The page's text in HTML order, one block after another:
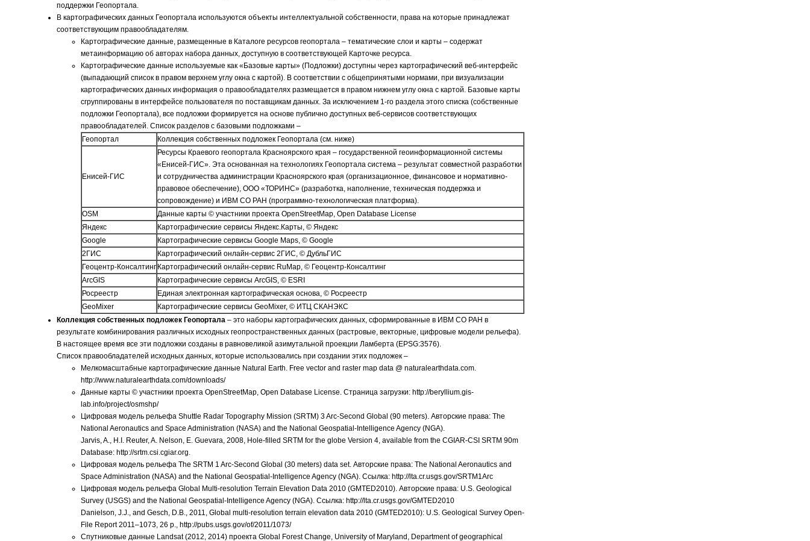
поддержки Геопортала.
В картографических данных Геопортала используются объекты интеллектуальной собственности, права на которые принадлежат
соответствующим правообладателям.
Картографические данные, размещенные в Каталоге ресурсов геопортала – тематические слои и карты – содержат
метаинформацию об авторах набора данных, доступную в соответствующей Карточке ресурса.
Картографические данные используемые как «Базовые карты» (Подложки) доступны через картографический веб-интерфейс
(выпадающий список в правом верхнем углу окна с картой). В соответствии с общепринятыми нормами, при визуализации
картографических данных информация о правообладателях размещается в правом нижнем углу окна с картой. Базовые карты
сгруппированы в интерфейсе пользователя по поставщикам данных. За исключением 1-го раздела этого списка (собственные
подложки Геопортала), все подложки формируется на основе публично доступных веб-сервисов соответствующих
правообладателей. Список разделов с базовыми подложками –
Геопортал
Коллекция собственных подложек Геопортала (см. ниже)
Енисей-ГИС
Ресурсы Краевого геопортала Красноярского края – государственной геоинформационной системы
«Енисей-ГИС». Эта основанная на технологиях Геопортала система – результат совместной разработки
и сотрудничества администрации Красноярского края (организационное, финансовое и нормативно-
правовое обеспечение), ООО «ТОРИНС» (разработка, наполнение, техническая поддержка и
сопровождение) и ИВМ СО РАН (программно-технологическая платформа).
OSM
Данные карты © участники проекта OpenStreetMap, Open Database License
Яндекс
Картографические сервисы Яндекс.Карты, © Яндекс
Google
Картографические сервисы Google Maps, © Google
2ГИС
Картографический онлайн-сервис 2ГИС, © ДубльГИС
Геоцентр-Консалтинг Картографический онлайн-сервис RuMap, © Геоцентр-Консалтинг
ArcGIS
Картографические сервисы ArcGIS, © ESRI
Росреестр
Единая электронная картографическая основа, © Росреестр
GeoMixer
Картографические сервисы GeoMixer, © ИТЦ СКАНЭКС
Коллекция собственных подложек Геопортала – это наборы картографических данных, сформированные в ИВМ СО РАН в
результате комбинирования различных исходных геопространственных данных (растровые, векторные, цифровые модели рельефа).
В настоящее время все эти подложки созданы в равновеликой азимутальной проекции Ламберта (EPSG:3576).
Список правообладателей исходных данных, которые использовались при создании этих подложек –
Мелкомасштабные картографические данные Natural Earth. Free vector and raster map data @ naturalearthdata.com.
http://www.naturalearthdata.com/downloads/
Данные карты © участники проекта OpenStreetMap, Open Database License. Страница загрузки: http://beryllium.gis-
lab.info/project/osmshp/
Цифровая модель рельефа Shuttle Radar Topography Mission (SRTM) 3 Arc-Second Global (90 meters). Авторские права: The
National Aeronautics and Space Administration (NASA) and the National Geospatial-Intelligence Agency (NGA).
Jarvis, A., H.I. Reuter, A. Nelson, E. Guevara, 2008, Hole-filled SRTM for the globe Version 4, available from the CGIAR-CSI SRTM 90m
Database: http://srtm.csi.cgiar.org.
Цифровая модель рельефа The SRTM 1 Arc-Second Global (30 meters) data set. Авторские права: The National Aeronautics and
Space Administration (NASA) and the National Geospatial-Intelligence Agency (NGA). Ссылка: http://lta.cr.usgs.gov/SRTM1Arc
Цифровая модель рельефа Global Multi-resolution Terrain Elevation Data 2010 (GMTED2010). Авторские права: U.S. Geological
Survey (USGS) and the National Geospatial-Intelligence Agency (NGA). Ссылка: http://lta.cr.usgs.gov/GMTED2010
Danielson, J.J., and Gesch, D.B., 2011, Global multi-resolution terrain elevation data 2010 (GMTED2010): U.S. Geological Survey Open-
File Report 2011–1073, 26 p., http://pubs.usgs.gov/of/2011/1073/
Спутниковые данные Landsat (2012, 2014) проекта Global Forest Change, University of Maryland, Department of geographical